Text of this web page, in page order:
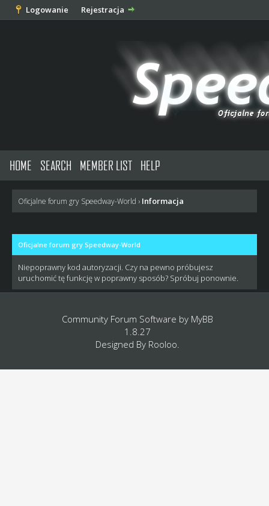
Logowanie Rejestracja
HOME SEARCH MEMBER LIST HELP
Oficjalne forum gry Speedway-World › Informacja
Oficjalne forum gry Speedway-World
Niepoprawny kod autoryzacji. Czy na pewno próbujesz
uruchomić tę funkcję w poprawny sposób? Spróbuj ponownie.
Community Forum Software by MyBB
1.8.27
Designed By Rooloo.